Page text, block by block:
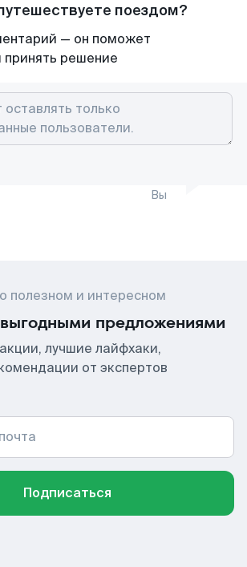
поездом?
— он поможет
принять решение
Вы
полезном и интересном
предложениями
лучшие лайфхаки,
от экспертов
Подписаться